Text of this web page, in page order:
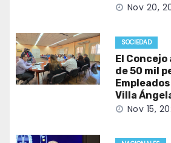
Nov 20,
SOCIEDAD
El Concejo
de 50 mil
Villa
Nov 15,